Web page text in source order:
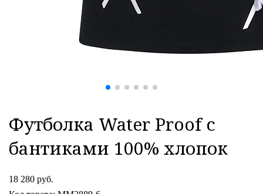
Футболка Water Proof с
бантиками 100% хлопок
18 280 руб.